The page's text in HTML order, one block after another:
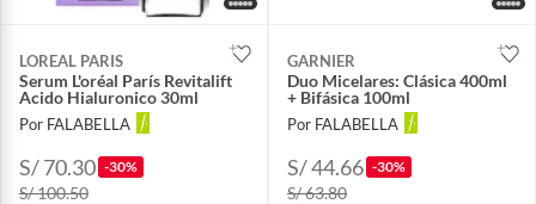
LOREAL PARIS
Serum L'oréal París Revitalift
Acido Hialuronico 30ml
Por FALABELLA
S/ 70.30 -30%
S/ 100.50
GARNIER
Duo Micelares: Clásica 400ml
+ Bifásica 100ml
Por FALABELLA
S/ 44.66 -30%
S/ 63.80